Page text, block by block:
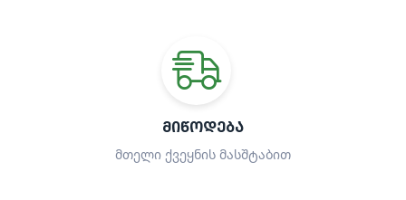
ᲛᲘᲬᲝᲓᲔᲑᲐ
მთელი ქვეყნის მასშტაბით